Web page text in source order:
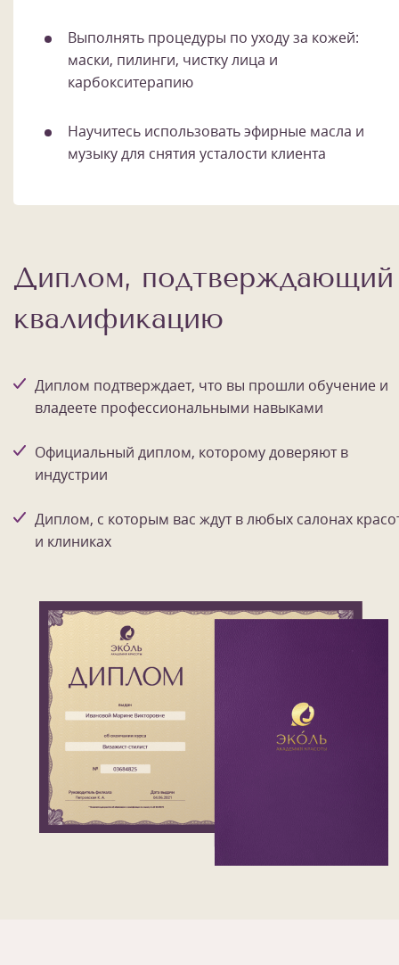
Выполнять процедуры по уходу за кожей:
маски, пилинги, чистку лица и
карбокситерапию
Научитесь использовать эфирные масла и
музыку для снятия усталости клиента
Диплом, подтверждающий
квалификацию
Диплом подтверждает, что вы прошли обучение и
владеете профессиональными навыками
Официальный диплом, которому доверяют в
индустрии
Диплом, с которым вас ждут в любых салонах
и клиниках